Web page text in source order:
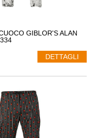
GIBLOR'S ALAN
DETTAGLI